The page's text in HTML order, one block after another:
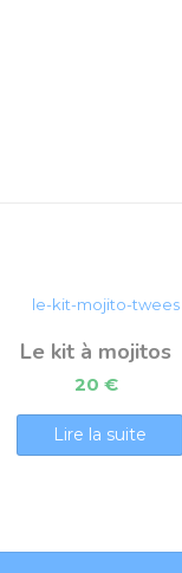
Le kit à mojitos
20 €
Lire la suite